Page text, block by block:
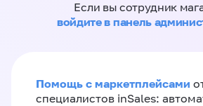
Если вы сотрудник
войдите в панель
Помощь с маркетплейсами
специалистов inSales: